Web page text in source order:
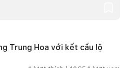
Trung Hoa với kết cấu lộ